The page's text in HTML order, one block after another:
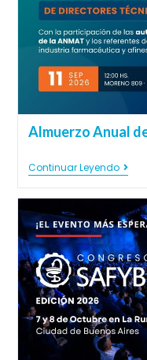
Almuerzo Anual
Continuar Leyendo